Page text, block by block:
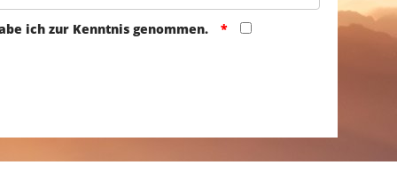
ich zur Kenntnis genommen.